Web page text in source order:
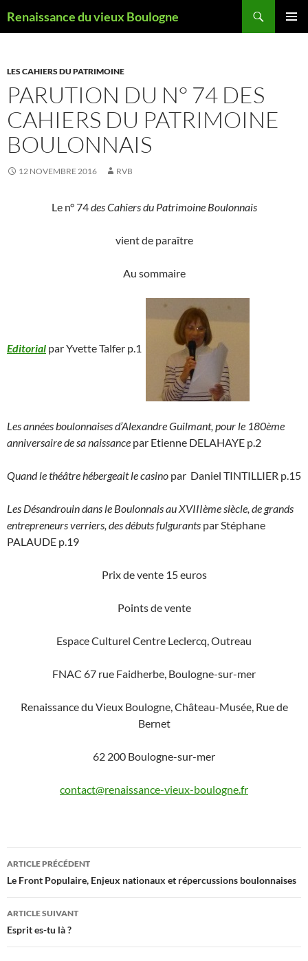
auRenaissance du vieux Boulogne
LES CAHIERS DU PATRIMOINE
PARUTION DU N° 74 DES
CAHIERS DU PATRIMOINE
BOULONNAIS
12 NOVEMBRE 2016 RVB
Le n° 74des Cahiers du Patrimoine Boulonnais
vient de paraître
Au sommaire
Editorial par Yvette Talfer p.1
Les années boulonnaises d’Alexandre Guilmant, pour le 180ème
anniversaire de sa naissance par Etienne DELAHAYE p.2
Quand le théâtre hébergeait le casino par Daniel TINTILLIER p.15
Les Désandrouin dans le Boulonnais au XVIIIème siècle, de grands
entrepreneurs verriers, des débuts fulgurants par Stéphane
PALAUDE p.19
Prix de vente 15 euros
Points de vente
Espace Culturel Centre Leclercq, Outreau
FNAC 67 rue Faidherbe, Boulogne-sur-mer
Renaissance du Vieux Boulogne, Château-Musée, Rue de
Bernet
62 200 Boulogne-sur-mer
contact@renaissance-vieux-boulogne.fr
Navigation
des
articles
ARTICLE PRÉCÉDENT
Le Front Populaire, Enjeux nationaux et répercussions boulonnaises
ARTICLE SUIVANT
Esprit es-tu là ?